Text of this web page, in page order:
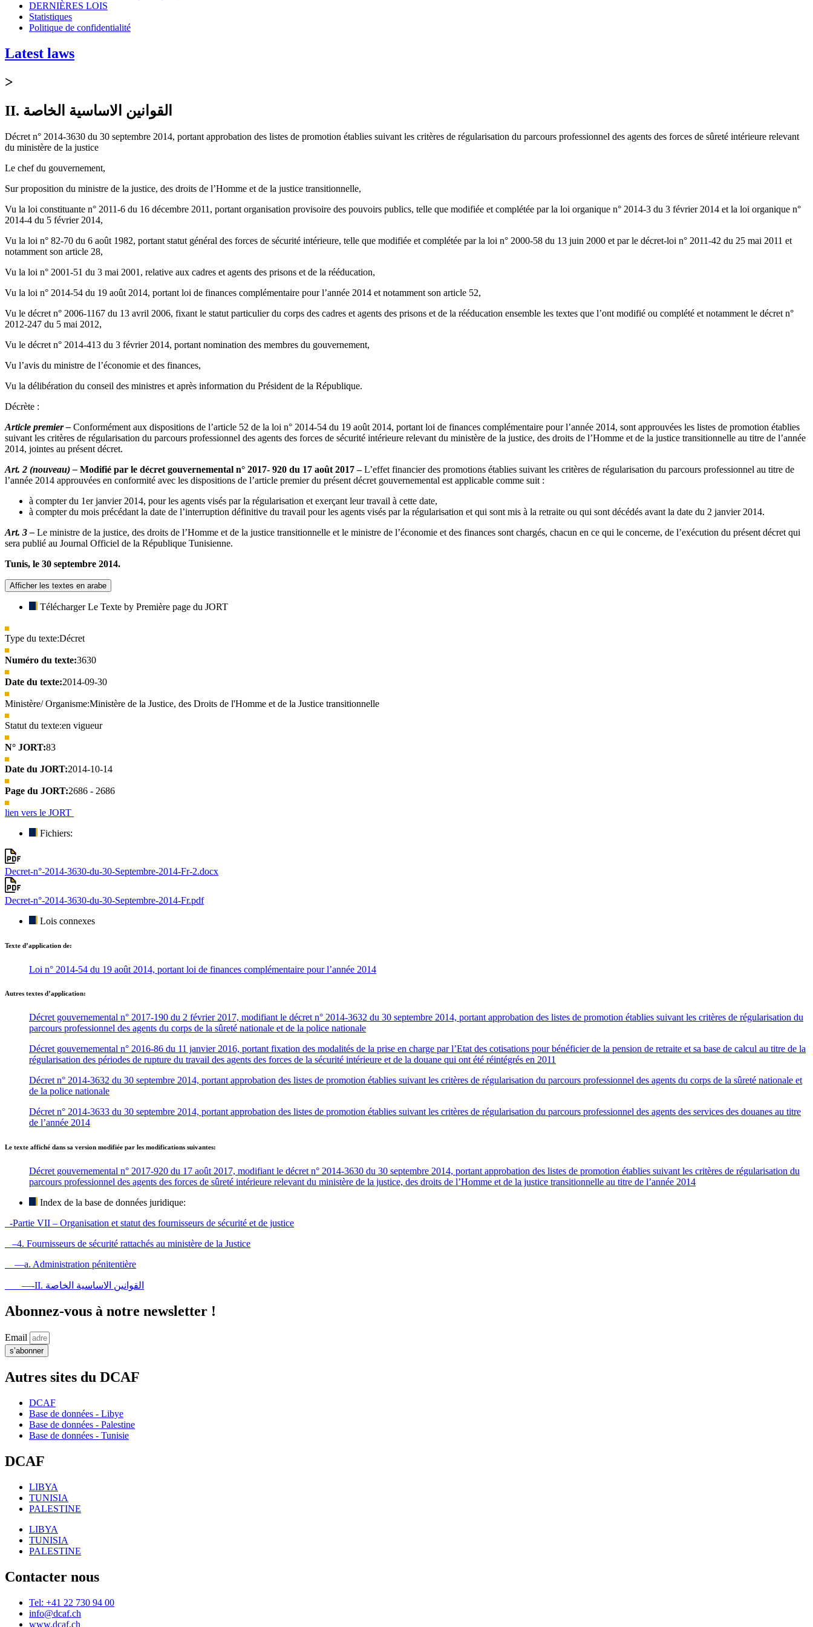
DERNIÈRES LOIS
Statistiques
Politique de confidentialité
Latest laws
>
II. القوانين الاساسية الخاصة
Décret n° 2014-3630 du 30 septembre 2014, portant approbation des listes de promotion établies suivant les critères de régularisation du parcours professionnel des agents des forces de sûreté intérieure relevant
du ministère de la justice
Le chef du gouvernement,
Sur proposition du ministre de la justice, des droits de l’Homme et de la justice transitionnelle,
Vu la loi constituante n° 2011-6 du 16 décembre 2011, portant organisation provisoire des pouvoirs publics, telle que modifiée et complétée par la loi organique n° 2014-3 du 3 février 2014 et la loi organique n°
2014-4 du 5 février 2014,
Vu la loi n° 82-70 du 6 août 1982, portant statut général des forces de sécurité intérieure, telle que modifiée et complétée par la loi n° 2000-58 du 13 juin 2000 et par le décret-loi n° 2011-42 du 25 mai 2011 et
notamment son article 28,
Vu la loi n° 2001-51 du 3 mai 2001, relative aux cadres et agents des prisons et de la rééducation,
Vu la loi n° 2014-54 du 19 août 2014, portant loi de finances complémentaire pour l’année 2014 et notamment son article 52,
Vu le décret n° 2006-1167 du 13 avril 2006, fixant le statut particulier du corps des cadres et agents des prisons et de la rééducation ensemble les textes que l’ont modifié ou complété et notamment le décret n°
2012-247 du 5 mai 2012,
Vu le décret n° 2014-413 du 3 février 2014, portant nomination des membres du gouvernement,
Vu l’avis du ministre de l’économie et des finances,
Vu la délibération du conseil des ministres et après information du Président de la République.
Décrète :
Article premier – Conformément aux dispositions de l’article 52 de la loi n° 2014-54 du 19 août 2014, portant loi de finances complémentaire pour l’année 2014, sont approuvées les listes de promotion établies
suivant les critères de régularisation du parcours professionnel des agents des forces de sécurité intérieure relevant du ministère de la justice, des droits de l’Homme et de la justice transitionnelle au titre de l’année
2014, jointes au présent décret.
Art. 2 (nouveau) – Modifié par le décret gouvernemental n° 2017- 920 du 17 août 2017 –L’effet financier des promotions établies suivant les critères de régularisation du parcours professionnel au titre de
l’année 2014 approuvées en conformité avec les dispositions de l’article premier du présent décret gouvernemental est applicable comme suit :
à compter du 1er janvier 2014, pour les agents visés par la régularisation et exerçant leur travail à cette date,
à compter du mois précédant la date de l’interruption définitive du travail pour les agents visés par la régularisation et qui sont mis à la retraite ou qui sont décédés avant la date du 2 janvier 2014.
Art. 3 – Le ministre de la justice, des droits de l’Homme et de la justice transitionnelle et le ministre de l’économie et des finances sont chargés, chacun en ce qui le concerne, de l’exécution du présent décret qui
sera publié au Journal Officiel de la République Tunisienne.
Tunis, le 30 septembre 2014.
Afficher les textes en arabe
Télécharger Le Texte by Première page du JORT
Type du texte:Décret
Numéro du texte:3630
Date du texte:2014-09-30
Ministère/ Organisme:Ministère de la Justice, des Droits de l'Homme et de la Justice transitionnelle
Statut du texte:en vigueur
N° JORT:83
Date du JORT:2014-10-14
Page du JORT:2686 - 2686
lien vers le JORT
Fichiers:
Decret-n°-2014-3630-du-30-Septembre-2014-Fr-2.docx
Decret-n°-2014-3630-du-30-Septembre-2014-Fr.pdf
Lois connexes
Texte d’application de:
Loi n° 2014-54 du 19 août 2014, portant loi de finances complémentaire pour l’année 2014
Autres textes d’application:
Décret gouvernemental n° 2017-190 du 2 février 2017, modifiant le décret n° 2014-3632 du 30 septembre 2014, portant approbation des listes de promotion établies suivant les critères de régularisation du
parcours professionnel des agents du corps de la sûreté nationale et de la police nationale
Décret gouvernemental n° 2016-86 du 11 janvier 2016, portant fixation des modalités de la prise en charge par l’Etat des cotisations pour bénéficier de la pension de retraite et sa base de calcul au titre de la
régularisation des périodes de rupture du travail des agents des forces de la sécurité intérieure et de la douane qui ont été réintégrés en 2011
Décret n° 2014-3632 du 30 septembre 2014, portant approbation des listes de promotion établies suivant les critères de régularisation du parcours professionnel des agents du corps de la sûreté nationale et
de la police nationale
Décret n° 2014-3633 du 30 septembre 2014, portant approbation des listes de promotion établies suivant les critères de régularisation du parcours professionnel des agents des services des douanes au titre
de l’année 2014
Le texte affiché dans sa version modifiée par les modifications suivantes:
Décret gouvernemental n° 2017-920 du 17 août 2017, modifiant le décret n° 2014-3630 du 30 septembre 2014, portant approbation des listes de promotion établies suivant les critères de régularisation du
parcours professionnel des agents des forces de sûreté intérieure relevant du ministère de la justice, des droits de l’Homme et de la justice transitionnelle au titre de l’année 2014
Index de la base de données juridique:
-Partie VII – Organisation et statut des fournisseurs de sécurité et de justice
–4. Fournisseurs de sécurité rattachés au ministère de la Justice
—a. Administration pénitentière
—-II. القوانين الاساسية الخاصة
Abonnez-vous à notre newsletter !
Email
s’abonner
Autres sites du DCAF
DCAF
Base de données - Libye
Base de données - Palestine
Base de données - Tunisie
DCAF
LIBYA
TUNISIA
PALESTINE
LIBYA
TUNISIA
PALESTINE
Contacter nous
Tel: +41 22 730 94 00
info@dcaf.ch
www.dcaf.ch